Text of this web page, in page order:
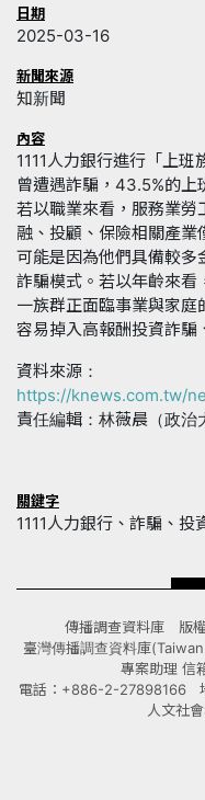
日期
2025-03-16
新聞來源
知新聞
內容
1111人力銀行進行「上
曾遭遇詐騙，43.5%的上
若以職業來看，服務業勞
融、投顧、保險相關產
可能是因為他們具備較多
詐騙模式。若以年齡來
一族群正面臨事業與家
容易掉入高報酬投資詐騙
資料來源：
https://knews.com.tw/
責任編輯：林薇晨（政治
關鍵字
1111人力銀行、詐騙、
傳播調查資料庫 版
臺灣傳播調查資料庫
專案助理 信
電話：+886-2-27898166
人文社